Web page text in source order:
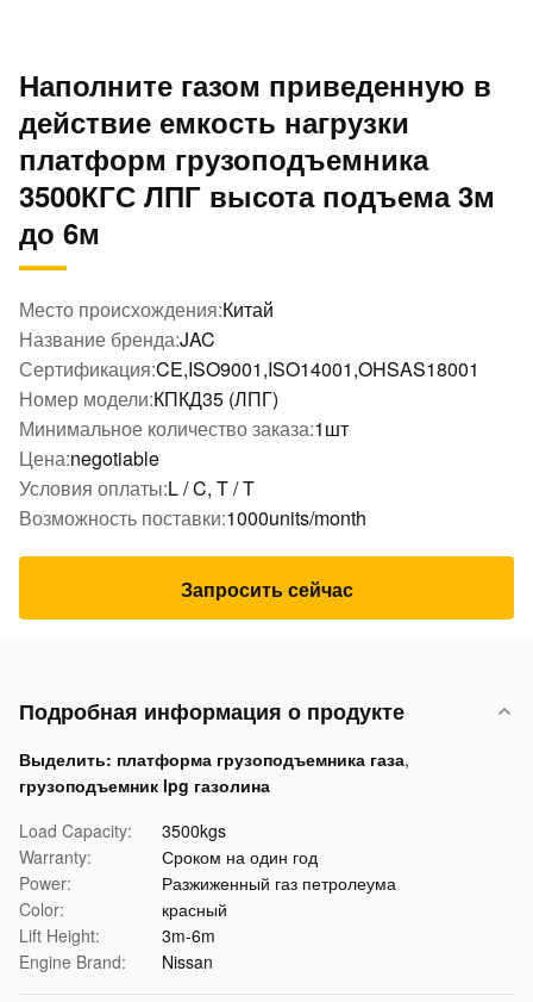
Наполните газом приведенную в
действие емкость нагрузки
платформ грузоподъемника
3500КГС ЛПГ высота подъема 3м
до 6м
Место происхождения:Китай
Название бренда:JAC
Сертификация:CE,ISO9001,ISO14001,OHSAS18001
Номер модели:КПКД35 (ЛПГ)
Минимальное количество заказа:1шт
Цена:negotiable
Условия оплаты:L / C, T / T
Возможность поставки:1000units/month
Запросить сейчас
Подробная информация о продукте
Выделить: платформа грузоподъемника газа,
грузоподъемник lpg газолина
Load Capacity:
3500kgs
Warranty:
Сроком на один год
Power:
Разжиженный газ петролеума
Color:
красный
Lift Height:
3m-6m
Engine Brand:
Nissan